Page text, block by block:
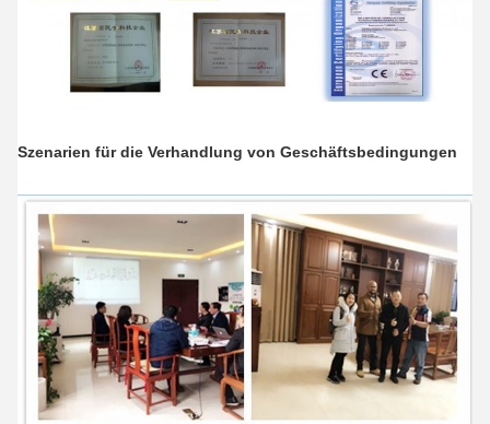
Szenarien für die Verhandlung von Geschäftsbedingungen